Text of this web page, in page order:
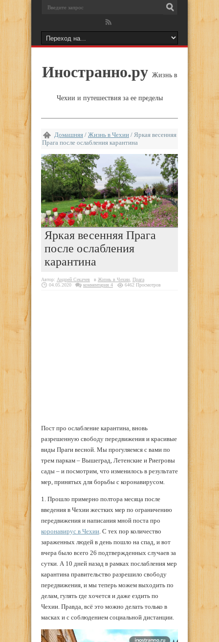
Иностранно.ру Жизнь в
Чехии и путешествия за ее пределы
Домашняя / Жизнь в Чехии / Яркая весенняя
Прага после ослабления карантина
Яркая весенняя Прага
после ослабления
карантина
Автор: Андрей Секачев в Жизнь в Чехии Прага
04.05.2020
комментария 4 6462 Просмотров
Пост про ослабление карантина, вновь
разрешенную свободу передвижения и красивые
виды Праги весной. Мы прогуляемся с вами по
трем паркам – Вышеград, Летенские и Риегровы
сады – и посмотрим, что изменилось в результате
мер, принятых для борьбы с коронавирусом.
1. Прошло примерно полтора месяца после
введения в Чехии жестких мер по ограничению
передвижения и написания мной поста про
коронавирус в Чехии . С тех пор количество
зараженных людей в день пошло на спад, и вот
вчера было всего 26 подтвержденных случаев за
сутки. А 10 дней назад в рамках послабления мер
карантина правительство разрешило свободу
передвижения, и мы теперь можем выходить по
делам, гулять где хочется и даже ездить по
Чехии. Правда, всё это можно делать только в
масках и с соблюдением социальной дистанции.